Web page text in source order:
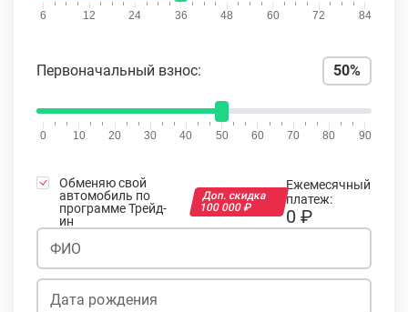
6 12 24 36 48 60 72 84
Первоначальный взнос: 50%
0 10 20 30 40 50 60 70 80 90
Обменяю свой
автомобиль по
программе Трейд-
ин
Доп. скидка
100 000 ₽
Ежемесячный
платеж:
0 ₽